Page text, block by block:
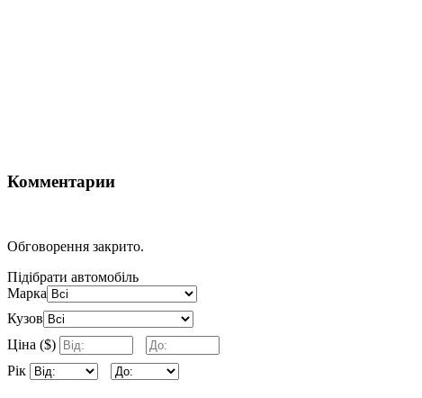
Комментарии
Обговорення закрито.
Підібрати автомобіль
Марка
Кузов
Ціна ($)
Рік